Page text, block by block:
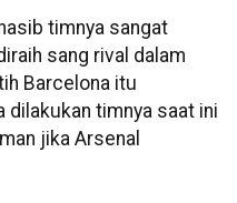
timnya sangat
sang rival dalam
Barcelona itu
dilakukan timnya saat ini
jika Arsenal